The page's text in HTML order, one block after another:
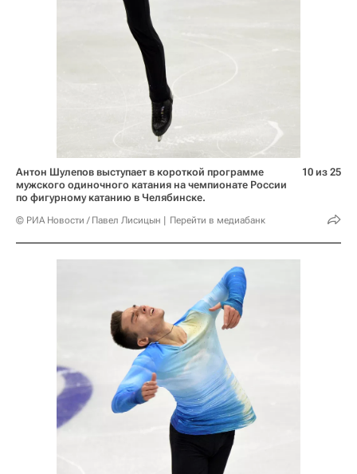
Антон Шулепов выступает в короткой программе
мужского одиночного катания на чемпионате России
по фигурному катанию в Челябинске.
© РИА Новости / Павел Лисицын Перейти в медиабанк
10 из 25